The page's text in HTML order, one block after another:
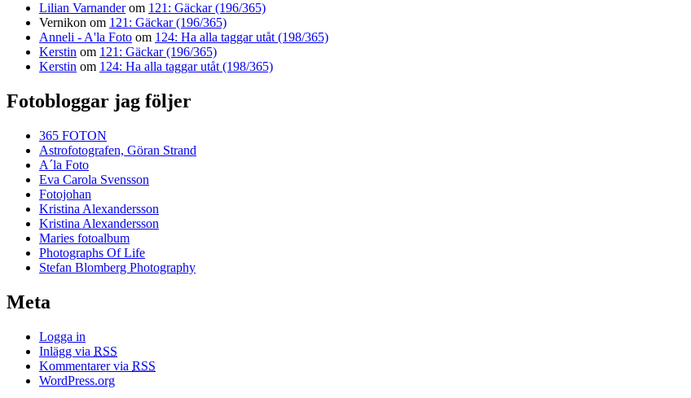
Lilian Varnanderom 121: Gäckar (196/365)
Vernikon om 121: Gäckar (196/365)
Anneli - A'la Foto om 124: Ha alla taggar utåt (198/365)
Kerstin om 121: Gäckar (196/365)
Kerstin om 124: Ha alla taggar utåt (198/365)
Fotobloggar jag följer
365 FOTON
Astrofotografen, Göran Strand
A´la Foto
Eva Carola Svensson
Fotojohan
Kristina Alexandersson
Kristina Alexandersson
Maries fotoalbum
Photographs Of Life
Stefan Blomberg Photography
Meta
Logga in
Inlägg via RSS
Kommentarer via RSS
WordPress.org